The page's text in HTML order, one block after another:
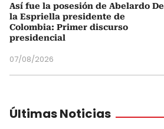
Así fue la posesión de Abelardo De
la Espriella presidente de
Colombia: Primer discurso
presidencial
07/08/2026
Últimas Noticias